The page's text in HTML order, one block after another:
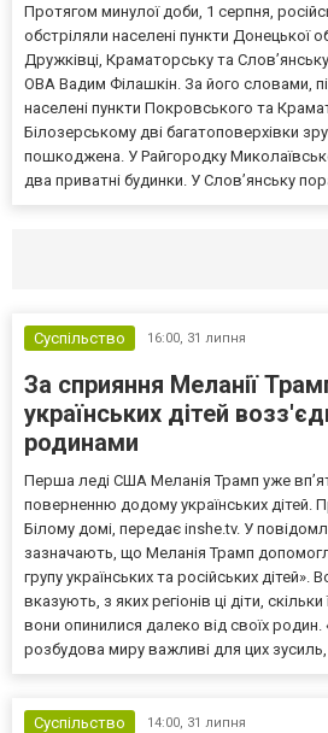
Протягом минулої доби, 1 серпня,
обстріляли населені пункти Донецької
Дружківці, Краматорську та
ОВА Вадим Філашкін. За його словами,
населені пункти Покровського та
Білозерському дві багатоповерхівки
пошкоджена. У Райгородку
два приватні будинки. У Слов’янську
Суспільство 16:00, 31 липня
За сприяння Меланії
українських дітей
родинами
Перша леді США Меланія Трамп уже
поверненню додому українських дітей.
Білому домі, передає inshe.tv. У
зазначають, що Меланія Трамп
групу українських та російських дітей».
вказують, з яких регіонів ці діти,
вони опинилися далеко від своїх родин.
розбудова миру важливі для цих зусиль,
Суспільство 14:00, 31 липня